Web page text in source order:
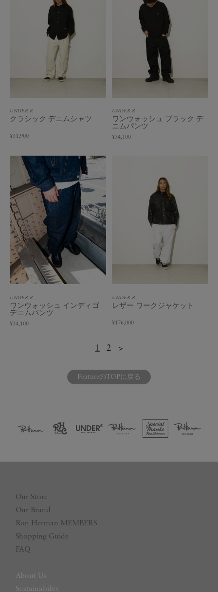
UNDER R
クラシック デニムシャツ
¥31,900
UNDER R
ワンウォッシュ ブラック デ
ニムパンツ
¥34,100
UNDER R
ワンウォッシュ インディゴ
デニムパンツ
¥34,100
UNDER R
レザー ワークジャケット
¥176,000
1 2 >
FeatureのTOPに戻る
Our Store
Our Brand
Ron Herman MEMBERS
Shopping Guide
FAQ
About Us
Sustainability